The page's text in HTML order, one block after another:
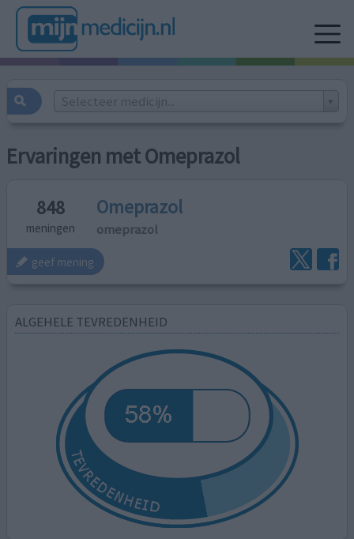
Selecteer medicijn...
Ervaringen met Omeprazol
848
meningen
Omeprazol
omeprazol
geef mening
ALGEHELE TEVREDENHEID